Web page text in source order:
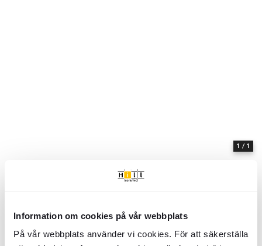
Information om cookies på vår webbplats
På vår webbplats använder vi cookies. För att säkerställa
Serie Sommaräng - Hill Ceramic
1 / 1